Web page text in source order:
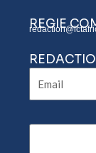
REGIE